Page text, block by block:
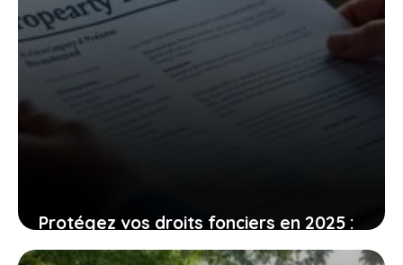
Protégez vos droits fonciers en 2025 :
guide pour borner un terrain, avec